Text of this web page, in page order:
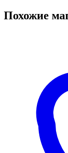
Похожие